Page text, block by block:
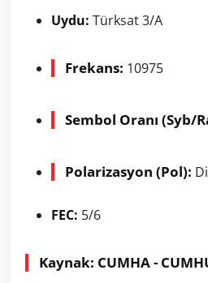
Uydu: Türksat 3/A
Frekans: 10975
Sembol Oranı (Syb/
Polarizasyon (Pol):
FEC: 5/6
Kaynak: CUMHA -